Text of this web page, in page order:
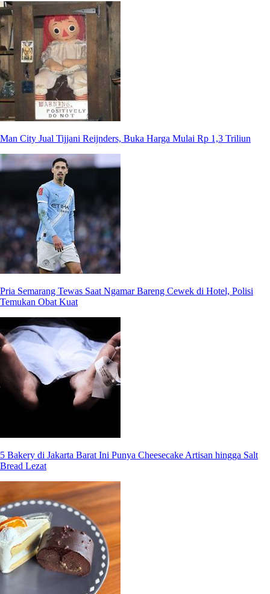
Man City Jual Tijjani Reijnders, Buka Harga Mulai Rp 1,3 Triliun
Pria Semarang Tewas Saat Ngamar Bareng Cewek di Hotel, Polisi
Temukan Obat Kuat
5 Bakery di Jakarta Barat Ini Punya Cheesecake Artisan hingga Salt
Bread Lezat